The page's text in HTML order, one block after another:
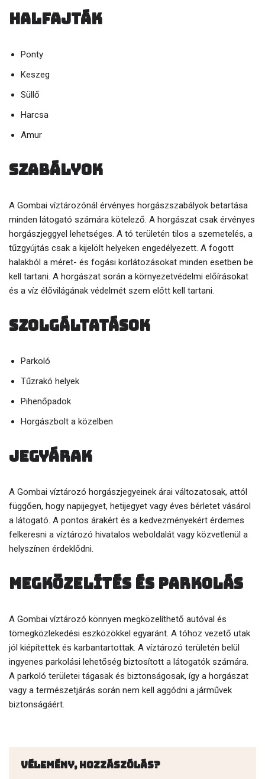
Halfajták
Ponty
Keszeg
Süllő
Harcsa
Amur
Szabályok
A Gombai víztározónál érvényes horgászszabályok betartása
minden látogató számára kötelező. A horgászat csak érvényes
horgászjeggyel lehetséges. A tó területén tilos a szemetelés, a
tűzgyújtás csak a kijelölt helyeken engedélyezett. A fogott
halakból a méret- és fogási korlátozásokat minden esetben be
kell tartani. A horgászat során a környezetvédelmi előírásokat
és a víz élővilágának védelmét szem előtt kell tartani.
Szolgáltatások
Parkoló
Tűzrakó helyek
Pihenőpadok
Horgászbolt a közelben
Jegyárak
A Gombai víztározó horgászjegyeinek árai változatosak, attól
függően, hogy napijegyet, hetijegyet vagy éves bérletet vásárol
a látogató. A pontos árakért és a kedvezményekért érdemes
felkeresni a víztározó hivatalos weboldalát vagy közvetlenül a
helyszínen érdeklődni.
Megközelítés és parkolás
A Gombai víztározó könnyen megközelíthető autóval és
tömegközlekedési eszközökkel egyaránt. A tóhoz vezető utak
jól kiépítettek és karbantartottak. A víztározó területén belül
ingyenes parkolási lehetőség biztosított a látogatók számára.
A parkoló területei tágasak és biztonságosak, így a horgászat
vagy a természetjárás során nem kell aggódni a járművek
biztonságáért.
Vélemény, hozzászólás?